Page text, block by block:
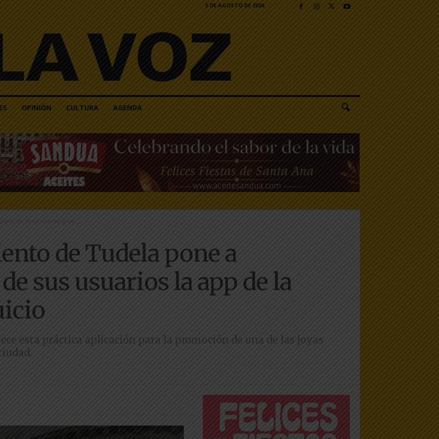
5 DE AGOSTO DE 2026
OPINIÓN CULTURA AGENDA
de sus usuarios la app...
de Tudela pone a
sus usuarios la app de la
esta práctica aplicación para la promoción de una de las joyas